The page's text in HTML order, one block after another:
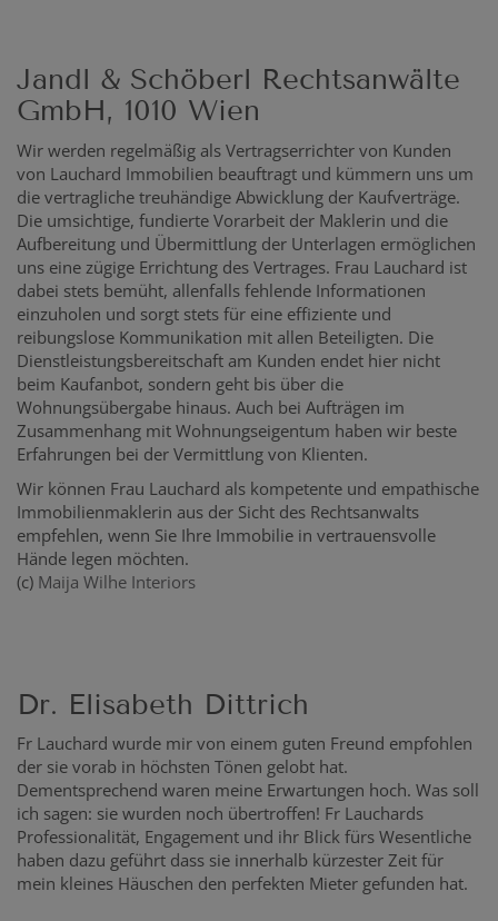
Jandl & Schöberl Rechtsanwälte
GmbH, 1010 Wien
Wir werden regelmäßig als Vertragserrichter von Kunden
von Lauchard Immobilien beauftragt und kümmern uns um
die vertragliche treuhändige Abwicklung der Kaufverträge.
Die umsichtige, fundierte Vorarbeit der Maklerin und die
Aufbereitung und Übermittlung der Unterlagen ermöglichen
uns eine zügige Errichtung des Vertrages. Frau Lauchard ist
dabei stets bemüht, allenfalls fehlende Informationen
einzuholen und sorgt stets für eine effiziente und
reibungslose Kommunikation mit allen Beteiligten. Die
Dienstleistungsbereitschaft am Kunden endet hier nicht
beim Kaufanbot, sondern geht bis über die
Wohnungsübergabe hinaus. Auch bei Aufträgen im
Zusammenhang mit Wohnungseigentum haben wir beste
Erfahrungen bei der Vermittlung von Klienten.
Wir können Frau Lauchard als kompetente und empathische
Immobilienmaklerin aus der Sicht des Rechtsanwalts
empfehlen, wenn Sie Ihre Immobilie in vertrauensvolle
Hände legen möchten.
(c) Maija Wilhe Interiors
Dr. Elisabeth Dittrich
Fr Lauchard wurde mir von einem guten Freund empfohlen
der sie vorab in höchsten Tönen gelobt hat.
Dementsprechend waren meine Erwartungen hoch. Was soll
ich sagen: sie wurden noch übertroffen! Fr Lauchards
Professionalität, Engagement und ihr Blick fürs Wesentliche
haben dazu geführt dass sie innerhalb kürzester Zeit für
mein kleines Häuschen den perfekten Mieter gefunden hat.